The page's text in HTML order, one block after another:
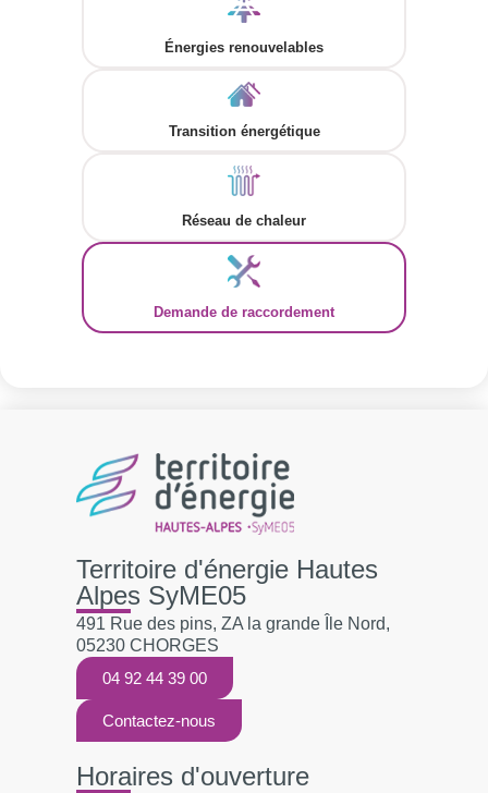
Énergies renouvelables
Transition énergétique
Réseau de chaleur
Demande de raccordement
Territoire d'énergie Hautes
Alpes SyME05
491 Rue des pins, ZA la grande Île Nord,
05230 CHORGES
04 92 44 39 00
Contactez-nous
Horaires d'ouverture